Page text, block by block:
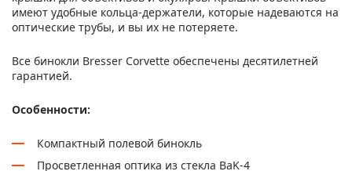
имеют удобные кольца-держатели, которые надеваются на
оптические трубы, и вы их не потеряете.
Все бинокли Bresser Corvette обеспечены десятилетней
гарантией.
Особенности:
Компактный полевой бинокль
Просветленная оптика из стекла BaK-4